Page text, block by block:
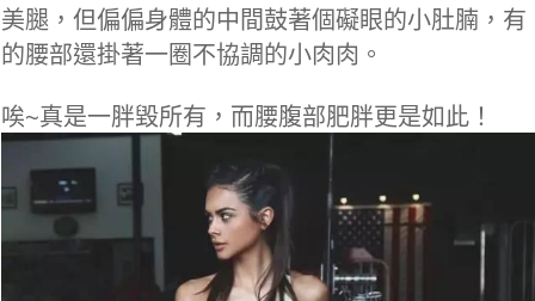
美腿，但偏偏身體的中間鼓著個礙眼的小肚腩，有
的腰部還掛著一圈不協調的小肉肉。
唉~真是一胖毀所有，而腰腹部肥胖更是如此！